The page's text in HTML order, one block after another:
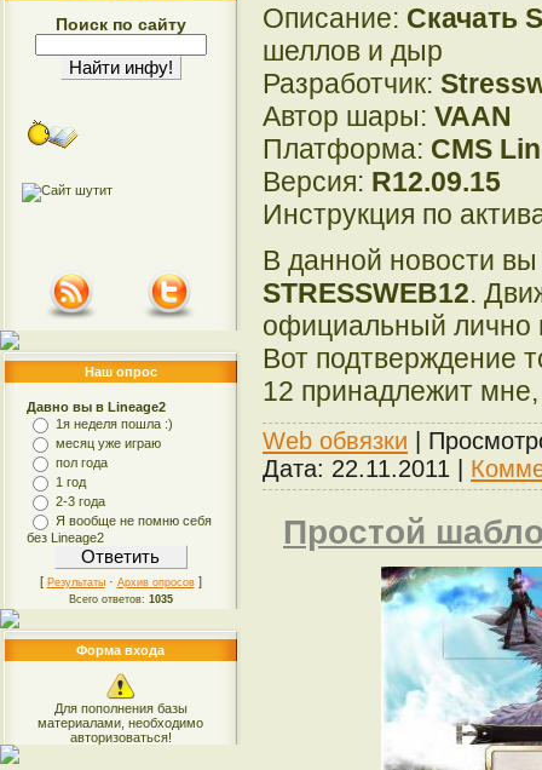
Поиск по сайту
Наш опрос
Давно вы в Lineage2
1я неделя пошла :)
месяц уже играю
пол года
1 год
2-3 года
Я вообще не помню себя
без Lineage2
[ Результаты· Архив опросов]
Всего ответов: 1035
Форма входа
Для пополнения базы
материалами, необходимо
авторизоваться!
Описание: Скачать
шеллов и дыр
Разработчик:
Автор шары: VAAN
Платформа: CMS
Версия: R12.09.15
Инструкция по
В данной новости
STRESSWEB12.
официальный лично
Вот подтверждение
12 принадлежит
Web обвязки |
Дата: 22.11.2011
Простой